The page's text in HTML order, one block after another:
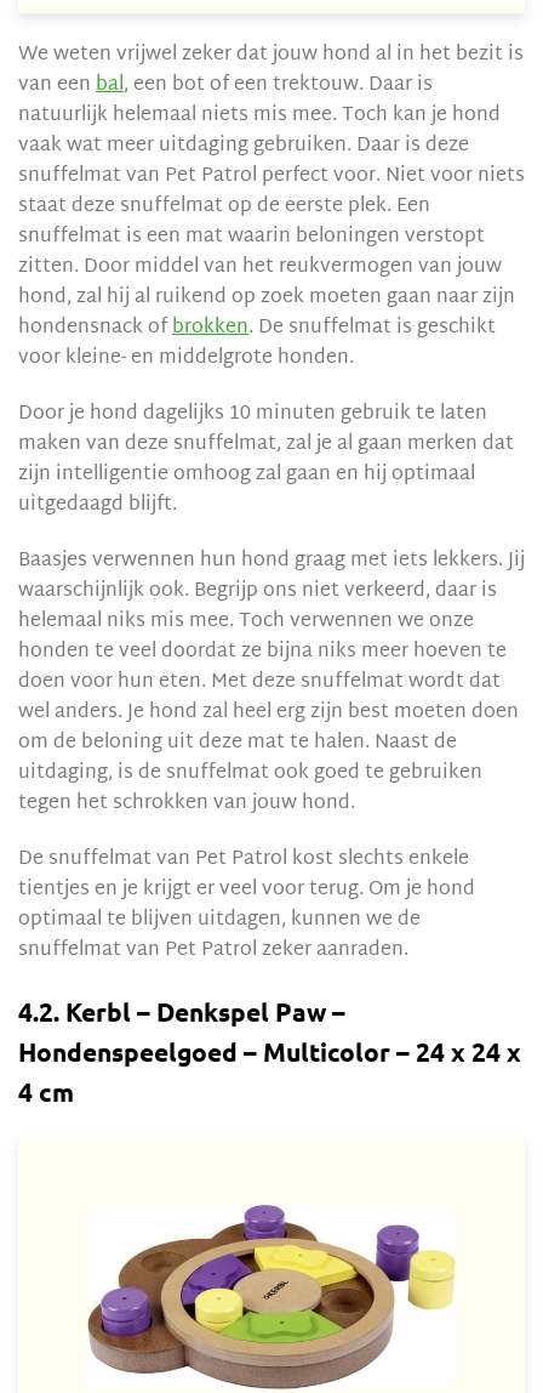
We weten vrijwel zeker dat jouw hond al in het bezit is
van eenbal, een bot of een trektouw. Daar is
natuurlijk helemaal niets mis mee. Toch kan je hond
vaak wat meer uitdaging gebruiken. Daar is deze
snuffelmat van Pet Patrol perfect voor. Niet voor niets
staat deze snuffelmat op de eerste plek. Een
snuffelmat is een mat waarin beloningen verstopt
zitten. Door middel van het reukvermogen van jouw
hond, zal hij al ruikend op zoek moeten gaan naar zijn
hondensnack ofbrokken. De snuffelmat is geschikt
voor kleine- en middelgrote honden.
Door je hond dagelijks 10 minuten gebruik te laten
maken van deze snuffelmat, zal je al gaan merken dat
zijn intelligentie omhoog zal gaan en hij optimaal
uitgedaagd blijft.
Baasjes verwennen hun hond graag met iets lekkers. Jij
waarschijnlijk ook. Begrijp ons niet verkeerd, daar is
helemaal niks mis mee. Toch verwennen we onze
honden te veel doordat ze bijna niks meer hoeven te
doen voor hun eten. Met deze snuffelmat wordt dat
wel anders. Je hond zal heel erg zijn best moeten doen
om de beloning uit deze mat te halen. Naast de
uitdaging, is de snuffelmat ook goed te gebruiken
tegen het schrokken van jouw hond.
De snuffelmat van Pet Patrol kost slechts enkele
tientjes en je krijgt er veel voor terug. Om je hond
optimaal te blijven uitdagen, kunnen we de
snuffelmat van Pet Patrol zeker aanraden.
4.2. Kerbl – Denkspel Paw –
Hondenspeelgoed – Multicolor – 24 x 24 x
4 cm